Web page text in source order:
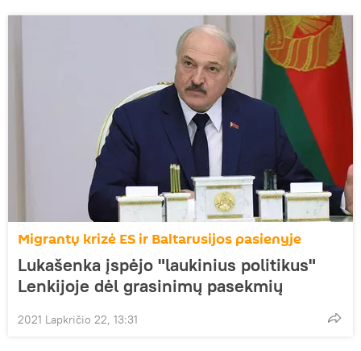
Migrantų krizė ES ir Baltarusijos pasienyje
Lukašenka įspėjo "laukinius politikus"
Lenkijoje dėl grasinimų pasekmių
2021 Lapkričio 22, 13:31